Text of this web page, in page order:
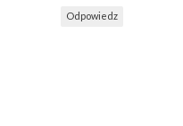
Odpowiedz